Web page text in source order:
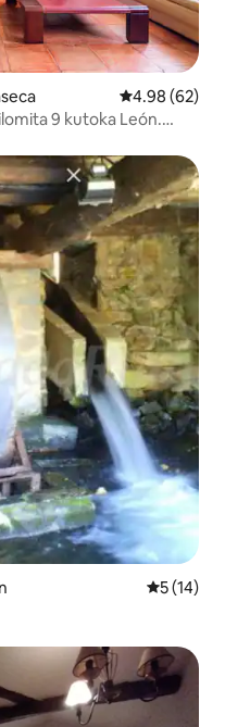
Ukadiriaji wa
4.98 (62)
9 kutoka León.
Ukadiriaji
5 (14)